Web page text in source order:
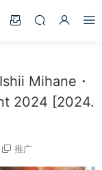
Mihane・
2024 [2024.
推广